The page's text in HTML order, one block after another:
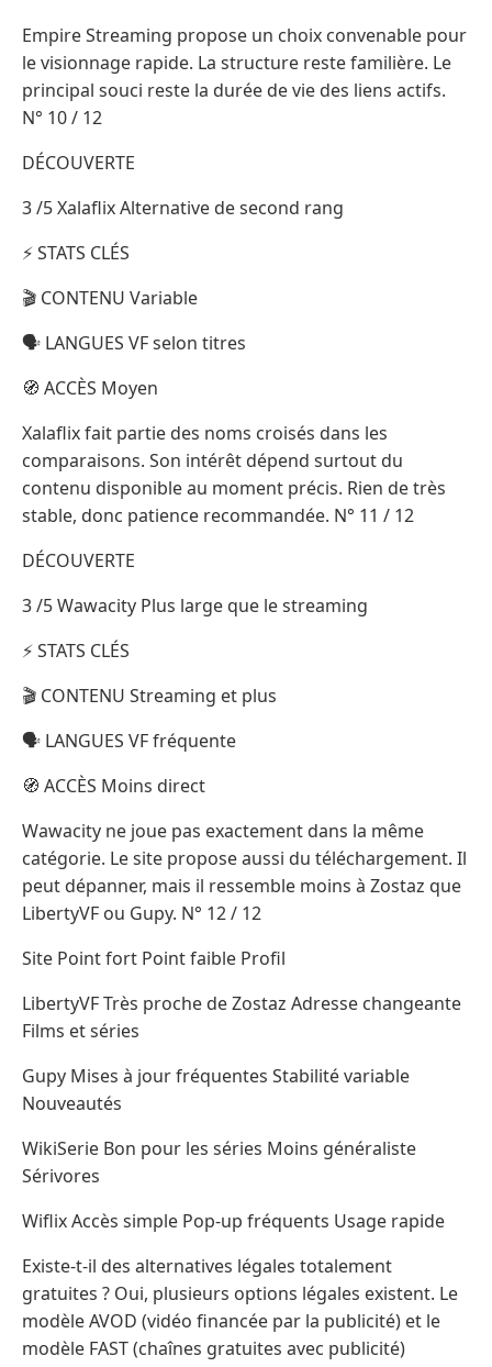
Empire Streaming propose un choix convenable pour
le visionnage rapide. La structure reste familière. Le
principal souci reste la durée de vie des liens actifs.
N° 10 / 12
DÉCOUVERTE
3 /5 Xalaflix Alternative de second rang
⚡ STATS CLÉS
🎬 CONTENU Variable
🗣️ LANGUES VF selon titres
🧭 ACCÈS Moyen
Xalaflix fait partie des noms croisés dans les
comparaisons. Son intérêt dépend surtout du
contenu disponible au moment précis. Rien de très
stable, donc patience recommandée. N° 11 / 12
DÉCOUVERTE
3 /5 Wawacity Plus large que le streaming
⚡ STATS CLÉS
🎬 CONTENU Streaming et plus
🗣️ LANGUES VF fréquente
🧭 ACCÈS Moins direct
Wawacity ne joue pas exactement dans la même
catégorie. Le site propose aussi du téléchargement. Il
peut dépanner, mais il ressemble moins à Zostaz que
LibertyVF ou Gupy. N° 12 / 12
Site Point fort Point faible Profil
LibertyVF Très proche de Zostaz Adresse changeante
Films et séries
Gupy Mises à jour fréquentes Stabilité variable
Nouveautés
WikiSerie Bon pour les séries Moins généraliste
Sérivores
Wiflix Accès simple Pop-up fréquents Usage rapide
Existe-t-il des alternatives légales totalement
gratuites ? Oui, plusieurs options légales existent. Le
modèle AVOD (vidéo financée par la publicité) et le
modèle FAST (chaînes gratuites avec publicité)